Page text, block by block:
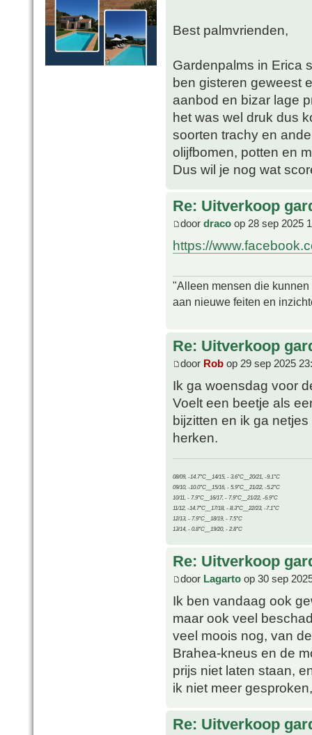
Best palmvrienden,
Gardenpalms in Erica
ben gisteren geweest
aanbod en bizar lage
het was wel druk dus
soorten trachy en
olijfbomen, potten en
Dus wil je nog wat
Re: Uitverkoop
door draco op 28 sep 2025
https://
"Alleen mensen die
aan nieuwe feiten en
Re: Uitverkoop
door Rob op 29 sep 2025
Ik ga woensdag voor
Voelt een beetje als
bijzitten en ik ga
herken.
08/09, -14.7°C__14/15, - 3.6°C__20/21, -9.1°C
09/10, -10.0°C__15/16, - 5.9°C__21/22, -5.2°C
10/11, - 7.9°C__16/17, - 7.9°C__21/22, -6.9°C
11/12, -14.7°C__17/18, - 8.3°C__22/23, -7.1°C
12/13, - 7.9°C__18/19, - 7.5°C
13/14, - 0.8°C__19/20, - 2.8°C
Re: Uitverkoop
door Lagarto op 30 sep
Ik ben vandaag ook
maar ook veel
veel moois nog, van
Brahea-kneus en de
prijs niet laten staan,
ik niet meer
Re: Uitverkoop